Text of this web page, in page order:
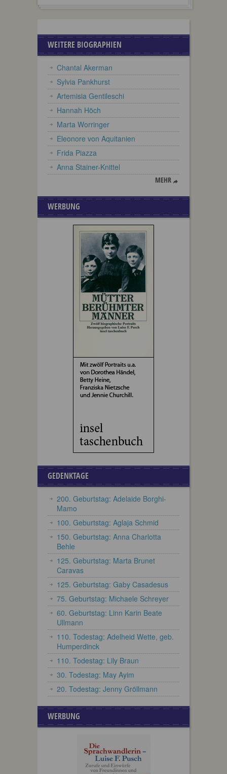
WEITERE BIOGRAPHIEN
Chantal Akerman
Sylvia Pankhurst
Artemisia Gentileschi
Hannah Höch
Marta Worringer
Eleonore von Aquitanien
Frida Piazza
Anna Stainer-Knittel
MEHR
WERBUNG
GEDENKTAGE
200. Geburtstag: Adelaide Borghi-
Mamo
100. Geburtstag: Aglaja Schmid
150. Geburtstag: Anna Charlotta
Behle
125. Geburtstag: Marta Brunet
Caravas
125. Geburtstag: Gaby Casadesus
75. Geburtstag: Michaele Schreyer
60. Geburtstag: Linn Karin Beate
Ullmann
110. Todestag: Adelheid Wette, geb.
Humperdinck
110. Todestag: Lily Braun
30. Todestag: May Ayim
20. Todestag: Jenny Gröllmann
WERBUNG